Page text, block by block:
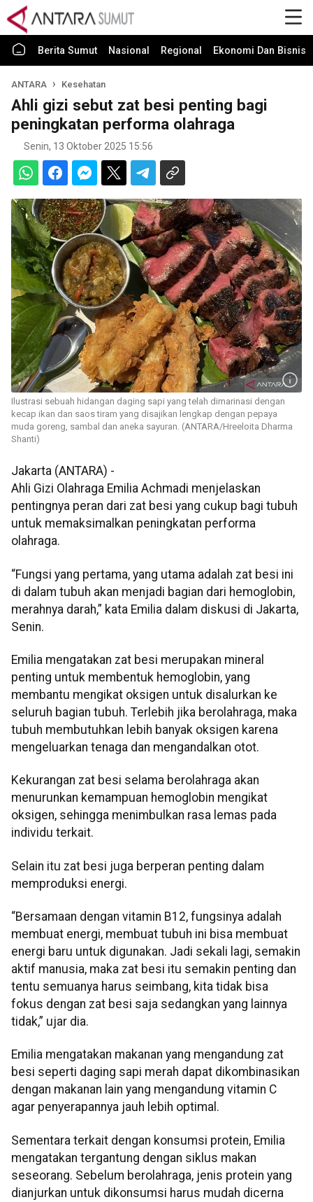
Berita Sumut Nasional Regional Ekonomi Dan Bisnis
ANTARA Kesehatan
Ahli gizi sebut zat besi penting bagi
peningkatan performa olahraga
Senin, 13 Oktober 2025 15:56
Ilustrasi sebuah hidangan daging sapi yang telah dimarinasi dengan
kecap ikan dan saos tiram yang disajikan lengkap dengan pepaya
muda goreng, sambal dan aneka sayuran. (ANTARA/Hreeloita Dharma
Shanti)
Jakarta (ANTARA) -
Ahli Gizi Olahraga Emilia Achmadi menjelaskan
pentingnya peran dari zat besi yang cukup bagi tubuh
untuk memaksimalkan peningkatan performa
olahraga.
“Fungsi yang pertama, yang utama adalah zat besi ini
di dalam tubuh akan menjadi bagian dari hemoglobin,
merahnya darah,” kata Emilia dalam diskusi di Jakarta,
Senin.
Emilia mengatakan zat besi merupakan mineral
penting untuk membentuk hemoglobin, yang
membantu mengikat oksigen untuk disalurkan ke
seluruh bagian tubuh. Terlebih jika berolahraga, maka
tubuh membutuhkan lebih banyak oksigen karena
mengeluarkan tenaga dan mengandalkan otot.
Kekurangan zat besi selama berolahraga akan
menurunkan kemampuan hemoglobin mengikat
oksigen, sehingga menimbulkan rasa lemas pada
individu terkait.
Selain itu zat besi juga berperan penting dalam
memproduksi energi.
“Bersamaan dengan vitamin B12, fungsinya adalah
membuat energi, membuat tubuh ini bisa membuat
energi baru untuk digunakan. Jadi sekali lagi, semakin
aktif manusia, maka zat besi itu semakin penting dan
tentu semuanya harus seimbang, kita tidak bisa
fokus dengan zat besi saja sedangkan yang lainnya
tidak,” ujar dia.
Emilia mengatakan makanan yang mengandung zat
besi seperti daging sapi merah dapat dikombinasikan
dengan makanan lain yang mengandung vitamin C
agar penyerapannya jauh lebih optimal.
Sementara terkait dengan konsumsi protein, Emilia
mengatakan tergantung dengan siklus makan
seseorang. Sebelum berolahraga, jenis protein yang
dianjurkan untuk dikonsumsi harus mudah dicerna